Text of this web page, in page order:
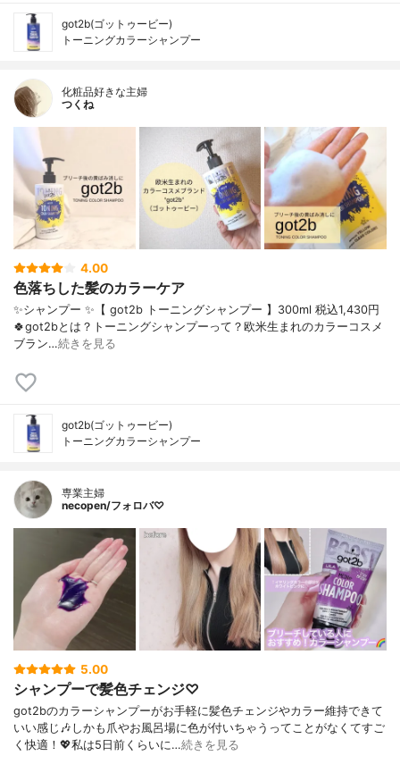
got2b(ゴットゥービー)
トーニングカラーシャンプー
化粧品好きな主婦
つくね
4.00
色落ちした髪のカラーケア
✨シャンプー ✨【 got2b トーニングシャンプー 】300ml 税込1,430円
🍀got2bとは？トーニングシャンプーって？欧米生まれのカラーコスメ
ブラン…続きを見る
got2b(ゴットゥービー)
トーニングカラーシャンプー
専業主婦
necopen/フォロバ♡
5.00
シャンプーで髪色チェンジ♡
got2bのカラーシャンプーがお手軽に髪色チェンジやカラー維持できて
いい感じ🎶しかも爪やお風呂場に色が付いちゃうってことがなくてすご
く快適！💖私は5日前くらいに…続きを見る